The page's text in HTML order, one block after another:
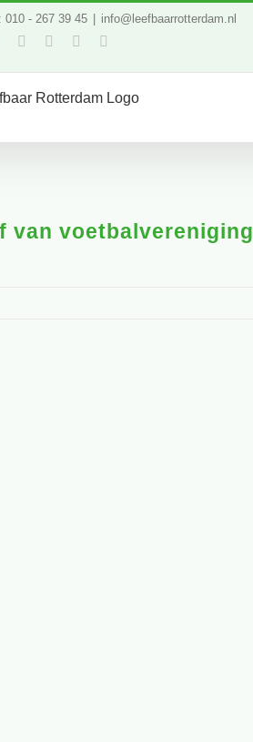
010 - 267 39 45 info@leefbaarrotterdam.nl
Facebook
TwitterYouTubeLinkedIn
van voetbalvereniging